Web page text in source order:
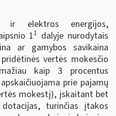
ir elektros energijos,
11 dalyje nurodytais
ar gamybos savikaina
vertės mokesčio
kaip 3 procentus
prie pajamų
mokestį), įskaitant bet
turinčias įtakos